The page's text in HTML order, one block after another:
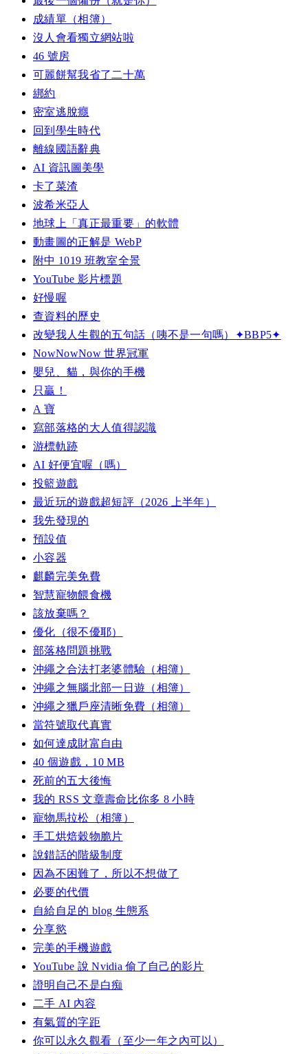
成績單（相簿）
沒人會看獨立網站啦
46 號房
可麗餅幫我省了二十萬
綁約
密室逃脫癮
回到學生時代
離線國語辭典
AI 資訊圖美學
卡了菜渣
波希米亞人
地球上「真正最重要」的軟體
動畫圖的正解是 WebP
附中 1019 班教室全景
YouTube 影片標題
好慢喔
查資料的歷史
改變我人生觀的五句話（咦不是一句嗎）✦BBP5✦
NowNowNow 世界冠軍
嬰兒、貓，與你的手機
只贏！
A 寶
寫部落格的大人值得認識
游標軌跡
AI 好便宜喔（嗎）
投籃遊戲
最近玩的遊戲超短評（2026 上半年）
我先發現的
預設值
小容器
麒麟完美免費
智慧寵物餵食機
該放棄嗎？
優化（很不優耶）
部落格問題挑戰
沖繩之合法打老婆體驗（相簿）
沖繩之無腦北部一日遊（相簿）
沖繩之獵戶座清晰免費（相簿）
當符號取代真實
如何達成財富自由
40 個遊戲，10 MB
死前的五大後悔
我的 RSS 文章壽命比你多 8 小時
寵物馬拉松（相簿）
手工烘焙穀物脆片
說錯話的階級制度
因為不困難了，所以不想做了
必要的代價
自給自足的 blog 生態系
分享慾
完美的手機遊戲
YouTube 說 Nvidia 偷了自己的影片
證明自己不是白痴
二手 AI 內容
有氣質的字距
你可以永久觀看（至少一年之內可以）